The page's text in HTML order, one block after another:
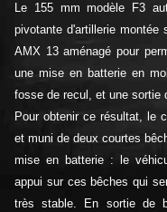
Le 155 mm modèle F3
pivotante d'artillerie
AMX 13 aménagé pour
une mise en batterie en
fosse de recul, et une sortie
Pour obtenir ce résultat, le
et muni de deux courtes
mise en batterie : le
appui sur ces bêches qui
très stable. En sortie de